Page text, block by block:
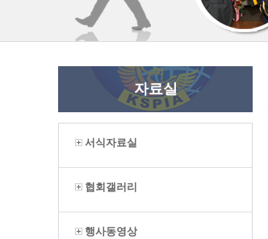
자료실
서식자료실
협회갤러리
행사동영상